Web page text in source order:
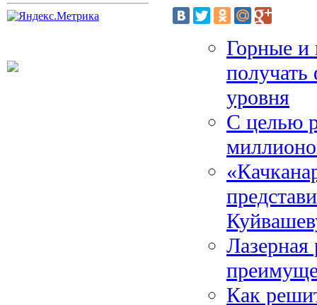
Горные и
получать
уровня
С целью
Лазерная
Как